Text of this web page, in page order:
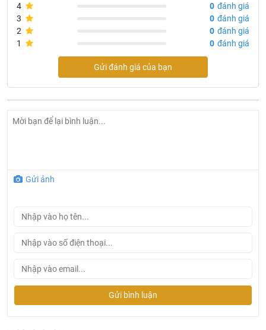
Giá bát đĩa nâng hạ phủ nano Grob GP-170
Tính năng nổi bật của giá bát nâng hạ hợp kim sơn
sản xuất theo dây chuyền công nghệ Châu Âu với kiểu
Được áp dụng công nghệ mạ Nano, giá bát nâng hạ hợp
các sản phẩm inox SUS304.
năng chống gỉ tuyệt đối. Ngoài ra, công nghệ này còn
giúp chống bám nước bám bụi lên bề mặt sản phẩm.
Có nhiều loại kích thước được thiết kế theo tiêu chuẩn
4
0 đánh giá
3
0 đánh giá
2
0 đánh giá
1
0 đánh giá
Gửi đánh giá của bạn
Gửi ảnh
Gửi bình luận